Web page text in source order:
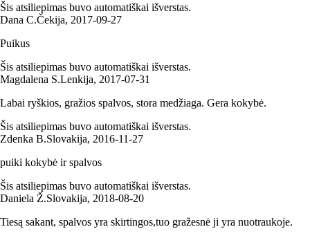
Šis atsiliepimas buvo automatiškai išverstas.
Dana C.Čekija, 2017‑09‑27
Puikus
Šis atsiliepimas buvo automatiškai išverstas.
Magdalena S.Lenkija, 2017‑07‑31
Labai ryškios, gražios spalvos, stora medžiaga. Gera kokybė.
Šis atsiliepimas buvo automatiškai išverstas.
Zdenka B.Slovakija, 2016‑11‑27
puiki kokybė ir spalvos
Šis atsiliepimas buvo automatiškai išverstas.
Daniela Ž.Slovakija, 2018‑08‑20
Tiesą sakant, spalvos yra skirtingos,tuo gražesnė ji yra nuotraukoje.